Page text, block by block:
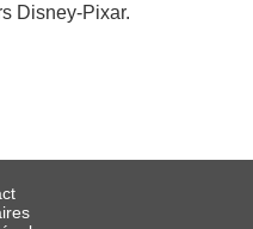
Disney-Pixar.